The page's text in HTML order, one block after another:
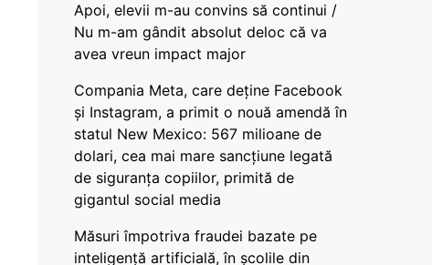
Apoi, elevii m-au convins să continui /
Nu m-am gândit absolut deloc că va
avea vreun impact major
Compania Meta, care deține Facebook
și Instagram, a primit o nouă amendă în
statul New Mexico: 567 milioane de
dolari, cea mai mare sancțiune legată
de siguranța copiilor, primită de
gigantul social media
Măsuri împotriva fraudei bazate pe
inteligență artificială, în școlile din